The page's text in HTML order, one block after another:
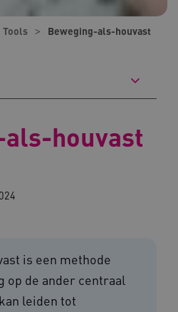
Tools Beweging-als-houvast
houvast
is een methode
op de ander centraal
leiden tot